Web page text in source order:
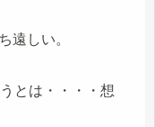
遠しい。
とは・・・・想